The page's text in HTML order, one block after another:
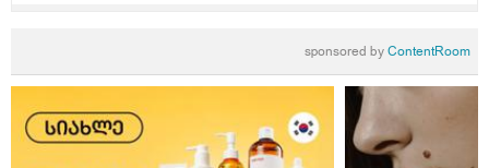
sponsored byContentRoom